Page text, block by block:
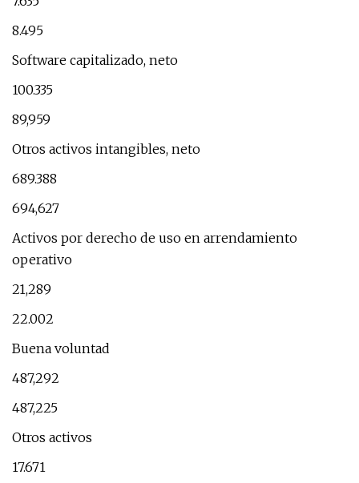
8.495
Software capitalizado, neto
100.335
89,959
Otros activos intangibles, neto
689.388
694,627
Activos por derecho de uso en arrendamiento
operativo
21,289
22.002
Buena voluntad
487,292
487,225
Otros activos
17.671